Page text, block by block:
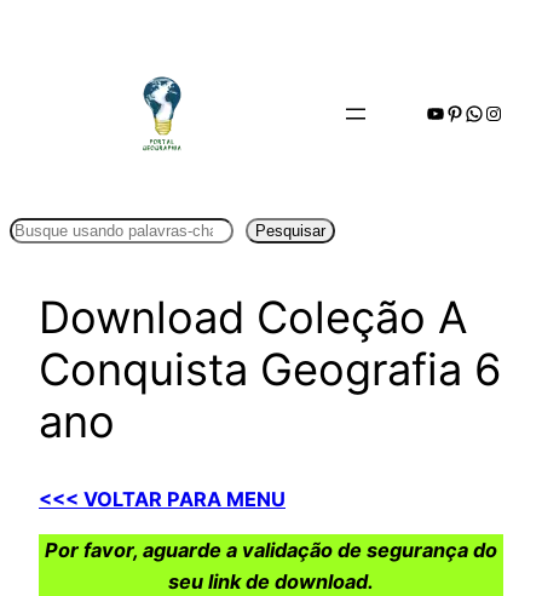
Youtube
Pinterest
Pesquisar Pesquisar
Download Coleção A
Conquista Geografia 6
ano
<<< VOLTAR PARA MENU
Por favor, aguarde a validação de segurança do
seu link de download.